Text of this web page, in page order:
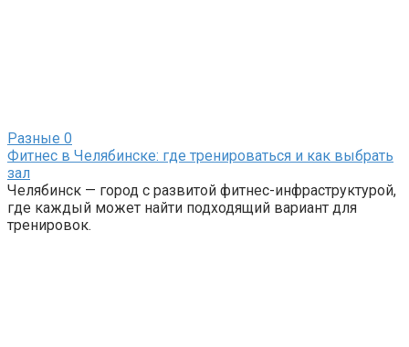
Разные 0
Фитнес в Челябинске: где тренироваться и как выбрать
зал
Челябинск — город с развитой фитнес-инфраструктурой,
где каждый может найти подходящий вариант для
тренировок.